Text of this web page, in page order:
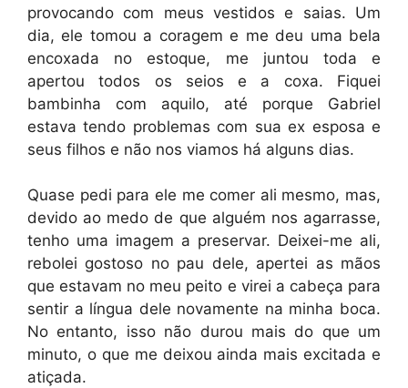
provocando com meus vestidos e saias. Um
dia, ele tomou a coragem e me deu uma bela
encoxada no estoque, me juntou toda e
apertou todos os seios e a coxa. Fiquei
bambinha com aquilo, até porque Gabriel
estava tendo problemas com sua ex esposa e
seus filhos e não nos viamos há alguns dias.
Quase pedi para ele me comer ali mesmo, mas,
devido ao medo de que alguém nos agarrasse,
tenho uma imagem a preservar. Deixei-me ali,
rebolei gostoso no pau dele, apertei as mãos
que estavam no meu peito e virei a cabeça para
sentir a língua dele novamente na minha boca.
No entanto, isso não durou mais do que um
minuto, o que me deixou ainda mais excitada e
atiçada.